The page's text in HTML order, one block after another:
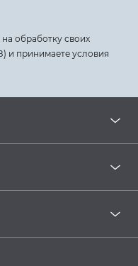
обработку своих
и принимаете условия